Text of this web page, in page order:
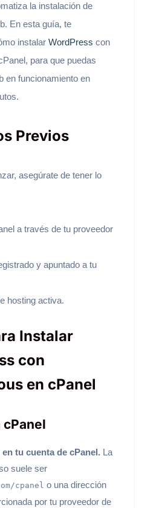
la instalación de
En esta guía, te
instalar WordPress con
para que puedas
en funcionamiento en
Previos
asegúrate de tener lo
a través de tu proveedor
y apuntado a tu
hosting activa.
Instalar
con
en cPanel
tu cuenta de cPanel. La
suele ser
cpanel o una dirección
por tu proveedor de